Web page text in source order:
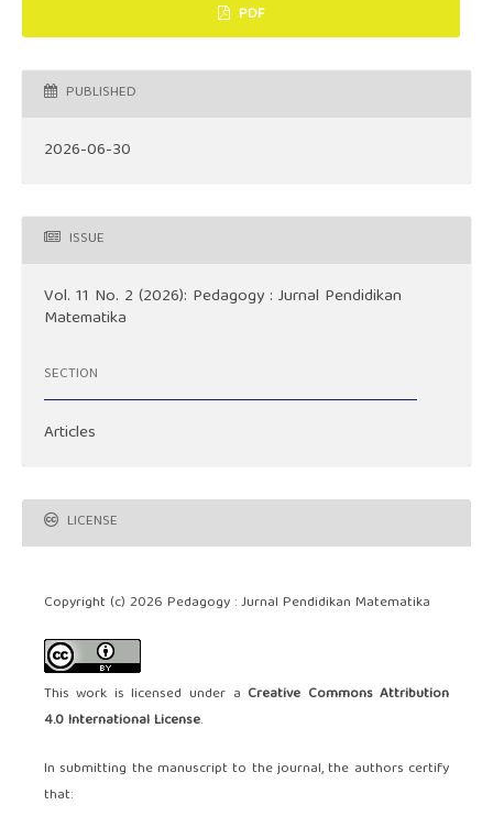
PDF
PUBLISHED
2026-06-30
ISSUE
Vol. 11 No. 2 (2026): Pedagogy : Jurnal Pendidikan
Matematika
SECTION
Articles
LICENSE
Copyright (c) 2026 Pedagogy : Jurnal Pendidikan Matematika
This work is licensed under a Creative Commons Attribution
4.0 International License.
In submitting the manuscript to the journal, the authors certify
that: